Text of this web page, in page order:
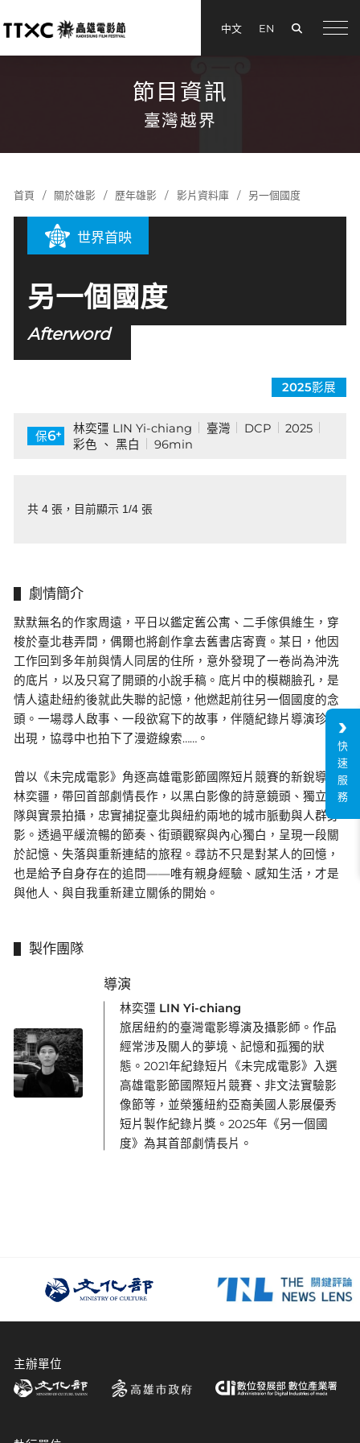
中文 EN
節目資訊
臺灣越界
首頁 關於雄影 歷年雄影 影片資料庫 另一個國度
世界首映
另一個國度
Afterword
2025影展
保6+ 林奕彊 LIN Yi-chiang 臺灣 DCP
2025
彩色 、 黑白
96min
共 4 張，目前顯示 1/4 張
劇情簡介
默默無名的作家周遠，平日以鑑定舊公寓、二手傢俱維生，穿
梭於臺北巷弄間，偶爾也將創作拿去舊書店寄賣。某日，他因
工作回到多年前與情人同居的住所，意外發現了一卷尚為沖洗
的底片，以及只寫了開頭的小說手稿。底片中的模糊臉孔，是
情人遠赴紐約後就此失聯的記憶，他燃起前往另一個國度的念
頭。一場尋人啟事、一段欲寫下的故事，伴隨紀錄片導演珍的
出現，協尋中也拍下了漫遊線索……。
曾以《未完成電影》角逐高雄電影節國際短片競賽的新銳導演
林奕疆，帶回首部劇情長作，以黑白影像的詩意鏡頭、獨立團
隊與實景拍攝，忠實捕捉臺北與紐約兩地的城市脈動與人群身
影。透過平緩流暢的節奏、街頭觀察與內心獨白，呈現一段關
於記憶、失落與重新連結的旅程。尋訪不只是對某人的回憶，
也是給予自身存在的追問——唯有親身經驗、感知生活，才是
與他人、與自我重新建立關係的開始。
製作團隊
導演
林奕彊 LIN Yi-chiang
旅居紐約的臺灣電影導演及攝影師。作品
經常涉及關人的夢境、記憶和孤獨的狀
態。2021年紀錄短片《未完成電影》入選
高雄電影節國際短片競賽、非文法實驗影
像節等，並榮獲紐約亞裔美國人影展優秀
短片製作紀錄片獎。2025年《另一個國
度》為其首部劇情長片。
主辦單位
快
速
服
務